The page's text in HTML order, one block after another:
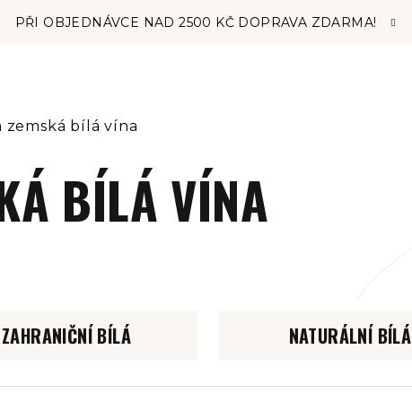
PŘI OBJEDNÁVCE NAD 2500 KČ DOPRAVA ZDARMA!
zemská bílá vína
BÍLÁ VÍNA
ZAHRANIČNÍ BÍLÁ NATURÁLNÍ BÍLÁ